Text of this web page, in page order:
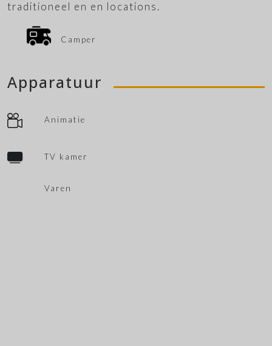
traditioneel en en locations.
Camper
Apparatuur
Animatie
TV kamer
Varen